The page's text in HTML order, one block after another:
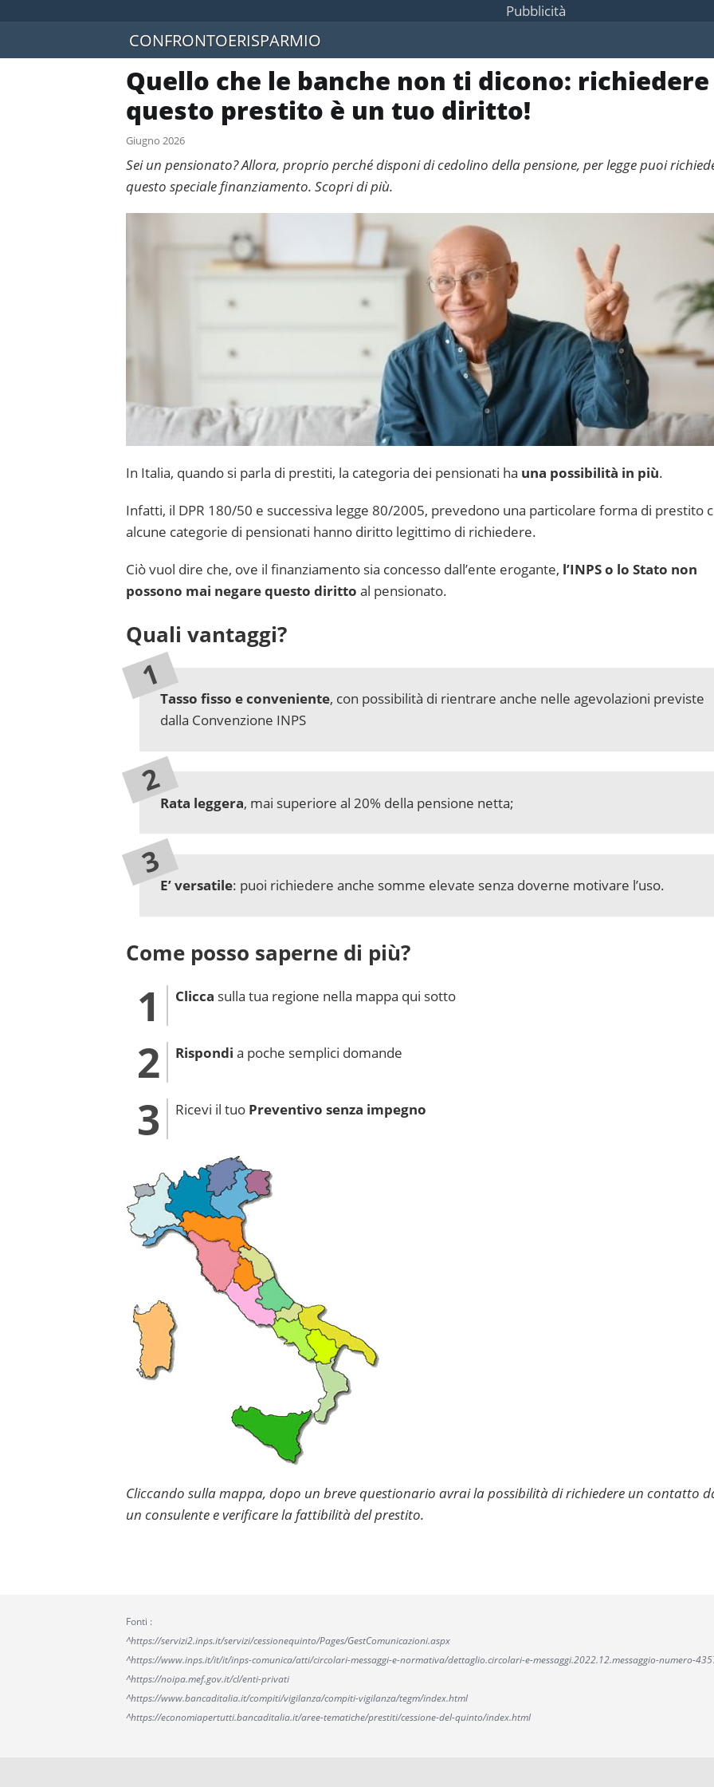
Pubblicità
CONFRONTOERISPARMIO
Quello che le banche non ti dicono: richiedere
questo prestito è un tuo diritto!
Giugno 2026
Sei un pensionato? Allora, proprio perché disponi di cedolino della pensione, per legge puoi
questo speciale finanziamento. Scopri di più.
In Italia, quando si parla di prestiti, la categoria dei pensionati ha una possibilità in più.
Infatti, il DPR 180/50 e successiva legge 80/2005, prevedono una particolare forma di prestito
alcune categorie di pensionati hanno diritto legittimo di richiedere.
Ciò vuol dire che, ove il finanziamento sia concesso dall’ente erogante, l’INPS o lo Stato non
possono mai negare questo diritto al pensionato.
Quali vantaggi?
Tasso fisso e conveniente, con possibilità di rientrare anche nelle agevolazioni previste
dalla Convenzione INPS
Rata leggera, mai superiore al 20% della pensione netta;
E’ versatile: puoi richiedere anche somme elevate senza doverne motivare l’uso.
Come posso saperne di più?
Clicca sulla tua regione nella mappa qui sotto
Rispondi a poche semplici domande
Ricevi il tuo Preventivo senza impegno
Cliccando sulla mappa, dopo un breve questionario avrai la possibilità di richiedere un contatto
un consulente e verificare la fattibilità del prestito.
Fonti :
^https://servizi2.inps.it/servizi/cessionequinto/Pages/GestComunicazioni.aspx
^https://www.inps.it/it/it/inps-comunica/atti/circolari-messaggi-e-normativa/dettaglio.circolari-e-messaggi.2022.12.messaggio-numero-
^https://noipa.mef.gov.it/cl/enti-privati
^https://www.bancaditalia.it/compiti/vigilanza/compiti-vigilanza/tegm/index.html
^https://economiapertutti.bancaditalia.it/aree-tematiche/prestiti/cessione-del-quinto/index.html